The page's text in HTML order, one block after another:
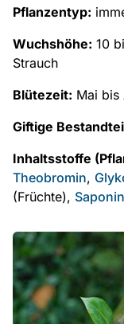
Pflanzentyp:
Wuchshöhe: 10
Strauch
Blütezeit: Mai bis
Giftige
Inhaltsstoffe
Theobromin,
(Früchte),